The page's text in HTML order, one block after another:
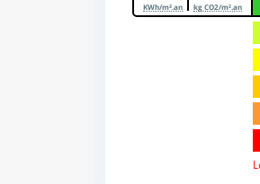
KWh/m².an kg CO2/m².an